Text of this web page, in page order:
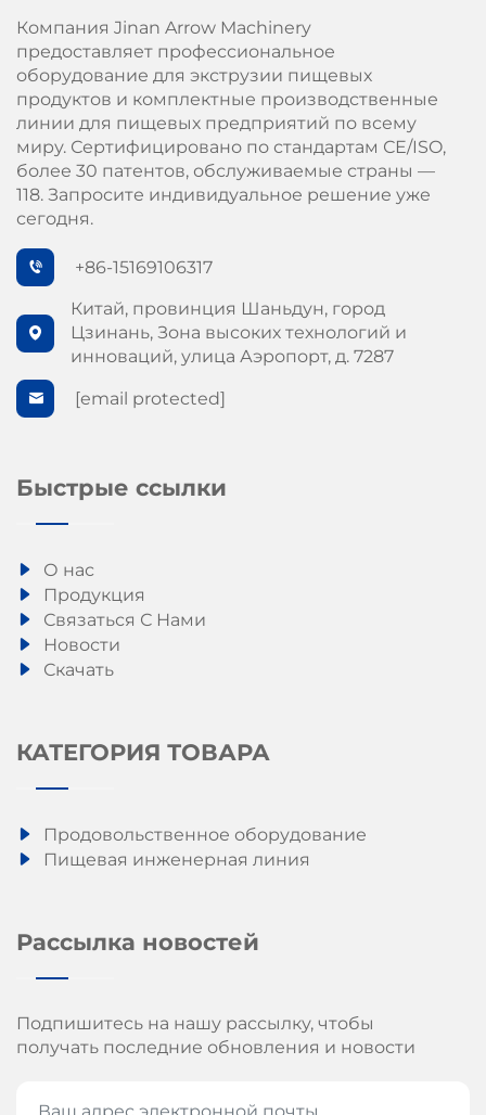
Компания Jinan Arrow Machinery
предоставляет профессиональное
оборудование для экструзии пищевых
продуктов и комплектные производственные
линии для пищевых предприятий по всему
миру. Сертифицировано по стандартам СЕ/ISO,
более 30 патентов, обслуживаемые страны —
118. Запросите индивидуальное решение уже
сегодня.
+86-15169106317
Китай, провинция Шаньдун, город
Цзинань, Зона высоких технологий и
инноваций, улица Аэропорт, д. 7287
[email protected]
Быстрые ссылки
О нас
Продукция
Связаться С Нами
Новости
Скачать
КАТЕГОРИЯ ТОВАРА
Продовольственное оборудование
Пищевая инженерная линия
Рассылка новостей
Подпишитесь на нашу рассылку, чтобы
получать последние обновления и новости